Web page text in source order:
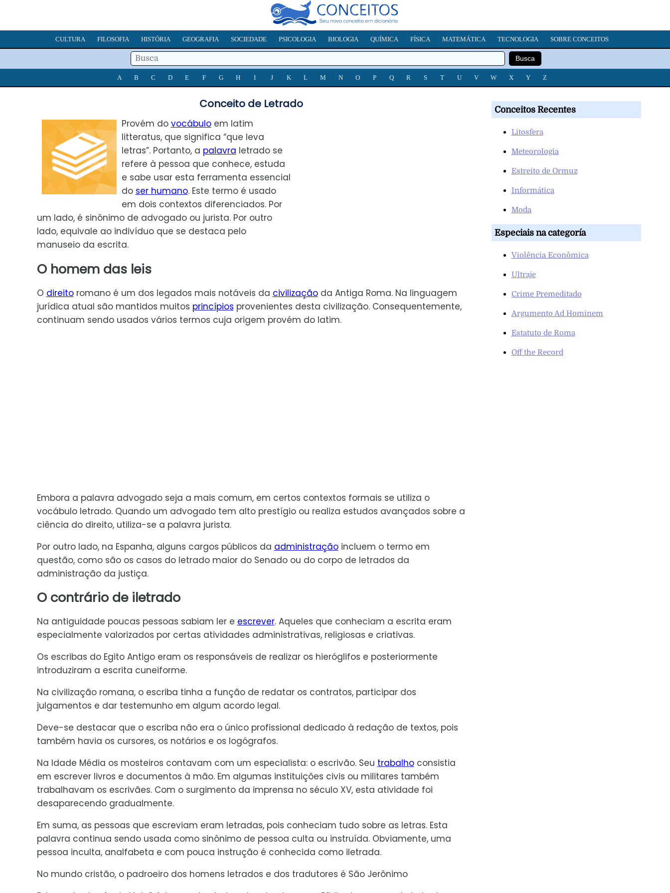
CULTURA FILOSOFIA HISTÓRIA GEOGRAFIA SOCIEDADE PSICOLOGIA BIOLOGIA QUÍMICA FÍSICA MATEMÁTICA TECNOLOGIA SOBRE CONCEITOS
A B C D E F G H I J K L M N O P Q R S T U V W X Y Z
Conceito de Letrado
Provém do vocábuloem latim
litteratus, que significa “que leva
letras”. Portanto, a palavra letrado se
refere à pessoa que conhece, estuda
e sabe usar esta ferramenta essencial
do ser humano. Este termo é usado
em dois contextos diferenciados. Por
um lado, é sinônimo de advogado ou jurista. Por outro
lado, equivale ao indivíduo que se destaca pelo
manuseio da escrita.
O homem das leis
O direitoromano é um dos legados mais notáveis da civilizaçãoda Antiga Roma. Na linguagem
jurídica atual são mantidos muitos princípios provenientes desta civilização. Consequentemente,
continuam sendo usados vários termos cuja origem provém do latim.
Embora a palavra advogado seja a mais comum, em certos contextos formais se utiliza o
vocábulo letrado. Quando um advogado tem alto prestígio ou realiza estudos avançados sobre a
ciência do direito, utiliza-se a palavra jurista.
Por outro lado, na Espanha, alguns cargos públicos da administraçãoincluem o termo em
questão, como são os casos do letrado maior do Senado ou do corpo de letrados da
administração da justiça.
O contrário de iletrado
Na antiguidade poucas pessoas sabiam ler e escrever. Aqueles que conheciam a escrita eram
especialmente valorizados por certas atividades administrativas, religiosas e criativas.
Os escribas do Egito Antigo eram os responsáveis de realizar os hieróglifos e posteriormente
introduziram a escrita cuneiforme.
Na civilização romana, o escriba tinha a função de redatar os contratos, participar dos
julgamentos e dar testemunho em algum acordo legal.
Deve-se destacar que o escriba não era o único profissional dedicado à redação de textos, pois
também havia os cursores, os notários e os logógrafos.
Na Idade Média os mosteiros contavam com um especialista: o escrivão. Seu trabalhoconsistia
em escrever livros e documentos à mão. Em algumas instituições civis ou militares também
trabalhavam os escrivães. Com o surgimento da imprensa no século XV, esta atividade foi
desaparecendo gradualmente.
Em suma, as pessoas que escreviam eram letradas, pois conheciam tudo sobre as letras. Esta
palavra continua sendo usada como sinônimo de pessoa culta ou instruída. Obviamente, uma
pessoa inculta, analfabeta e com pouca instrução é conhecida como iletrada.
No mundo cristão, o padroeiro dos homens letrados e dos tradutores é São Jerônimo
Conceitos Recentes
Litosfera
Meteorologia
Estreito de Ormuz
Informática
Moda
Especiais na categoría
Violência Econômica
Ultraje
Crime Premeditado
Argumento Ad Hominem
Estatuto de Roma
Off the Record